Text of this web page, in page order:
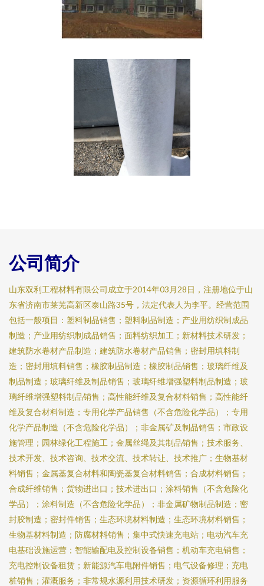
公司简介
山东双利工程材料有限公司成立于2014年03月28日，注册地位于山
东省济南市莱芜高新区泰山路35号，法定代表人为李平。经营范围
包括一般项目：塑料制品销售；塑料制品制造；产业用纺织制成品
制造；产业用纺织制成品销售；面料纺织加工；新材料技术研发；
建筑防水卷材产品制造；建筑防水卷材产品销售；密封用填料制
造；密封用填料销售；橡胶制品制造；橡胶制品销售；玻璃纤维及
制品制造；玻璃纤维及制品销售；玻璃纤维增强塑料制品制造；玻
璃纤维增强塑料制品销售；高性能纤维及复合材料销售；高性能纤
维及复合材料制造；专用化学产品销售（不含危险化学品）；专用
化学产品制造（不含危险化学品）；非金属矿及制品销售；市政设
施管理；园林绿化工程施工；金属丝绳及其制品销售；技术服务、
技术开发、技术咨询、技术交流、技术转让、技术推广；生物基材
料销售；金属基复合材料和陶瓷基复合材料销售；合成材料销售；
合成纤维销售；货物进出口；技术进出口；涂料销售（不含危险化
学品）；涂料制造（不含危险化学品）；非金属矿物制品制造；密
封胶制造；密封件销售；生态环境材料制造；生态环境材料销售；
生物基材料制造；防腐材料销售；集中式快速充电站；电动汽车充
电基础设施运营；智能输配电及控制设备销售；机动车充电销售；
充电控制设备租赁；新能源汽车电附件销售；电气设备修理；充电
桩销售；灌溉服务；非常规水源利用技术研发；资源循环利用服务